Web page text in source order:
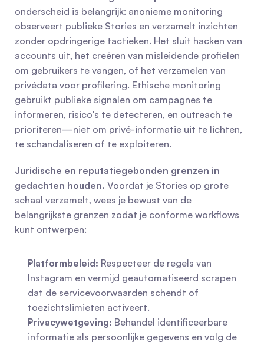
onderscheid is belangrijk: anonieme monitoring
observeert publieke Stories en verzamelt inzichten
zonder opdringerige tactieken. Het sluit hacken van
accounts uit, het creëren van misleidende profielen
om gebruikers te vangen, of het verzamelen van
privédata voor profilering. Ethische monitoring
gebruikt publieke signalen om campagnes te
informeren, risico's te detecteren, en outreach te
prioriteren—niet om privé-informatie uit te lichten,
te schandaliseren of te exploiteren.
Juridische en reputatiegebonden grenzen in
gedachten houden. Voordat je Stories op grote
schaal verzamelt, wees je bewust van de
belangrijkste grenzen zodat je conforme workflows
kunt ontwerpen:
Platformbeleid: Respecteer de regels van
Instagram en vermijd geautomatiseerd scrapen
dat de servicevoorwaarden schendt of
toezichtslimieten activeert.
Privacywetgeving: Behandel identificeerbare
informatie als persoonlijke gegevens en volg de